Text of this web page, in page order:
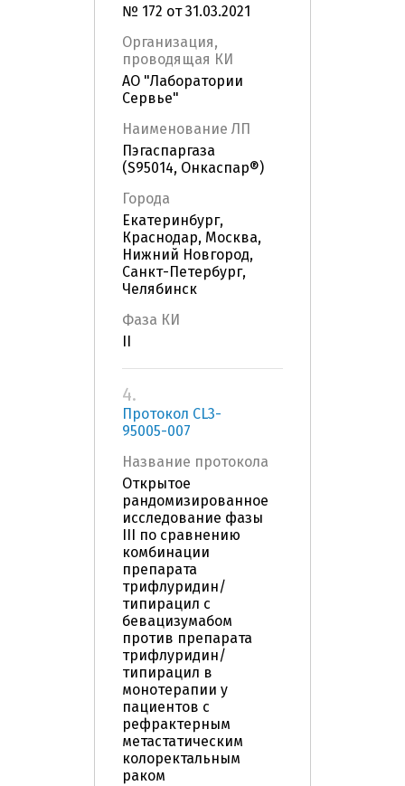
№ 172 от 31.03.2021
Организация,
проводящая КИ
АО "Лаборатории
Сервье"
Наименование ЛП
Пэгаспаргаза
(S95014, Онкаспар®)
Города
Екатеринбург,
Краснодар, Москва,
Нижний Новгород,
Санкт-Петербург,
Челябинск
Фаза КИ
4.
Протокол CL3-
95005-007
Название протокола
Открытое
рандомизированное
исследование фазы
III по сравнению
комбинации
препарата
трифлуридин/
типирацил c
бевацизумабом
против препарата
трифлуридин/
типирацил в
монотерапии у
пациентов с
рефрактерным
метастатическим
колоректальным
раком